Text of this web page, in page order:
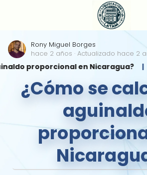
Rony Miguel Borges
hace 2 años · Actualizado hace 2
en Nicaragua?
¿Cómo se